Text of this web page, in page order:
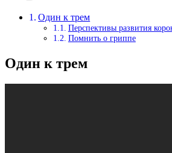
Один к трем
Перспективы развития
Помнить о гриппе
Один к трем